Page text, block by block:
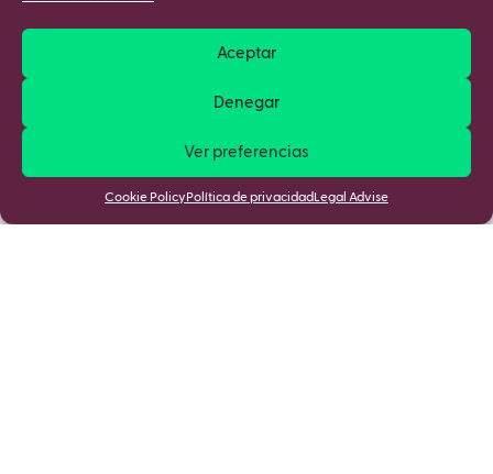
Aceptar
Denegar
Ver preferencias
Cookie Policy Política de privacidad Legal Advise